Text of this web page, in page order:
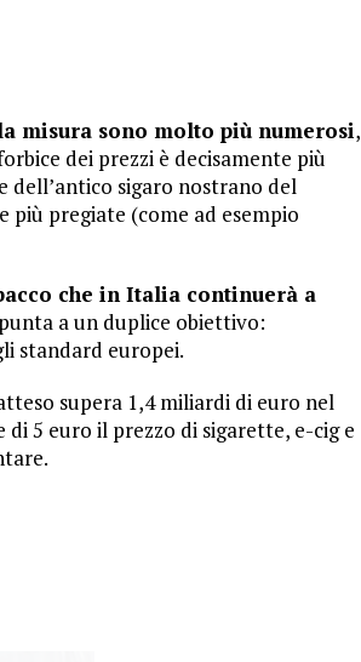
misura sono molto più numerosi,
dei prezzi è decisamente più
dell’antico sigaro nostrano del
più pregiate (come ad esempio
che in Italia continuerà a
a un duplice obiettivo:
standard europei.
supera 1,4 miliardi di euro nel
5 euro il prezzo di sigarette, e-cig e